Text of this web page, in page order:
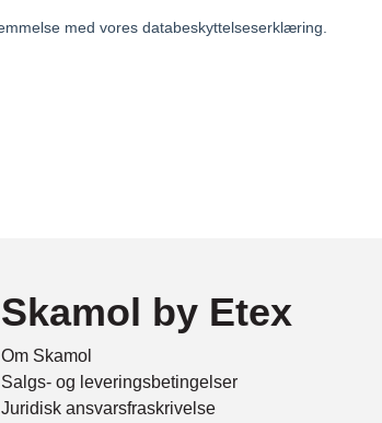
Skamol by Etex
Om Skamol
Salgs- og leveringsbetingelser
Juridisk ansvarsfraskrivelse